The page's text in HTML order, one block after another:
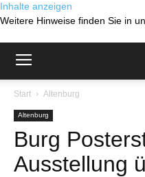
Inhalte anzeigen
Weitere Hinweise finden Sie in
Start Altenburg
Altenburg
Burg
Ausstellung